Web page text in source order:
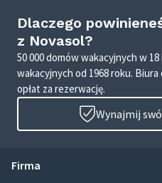
Dlaczego
z Novasol?
50 000 domów wakacyjnych w
wakacyjnych od 1968 roku. Biura
opłat za rezerwację.
Wynajmij
Firma